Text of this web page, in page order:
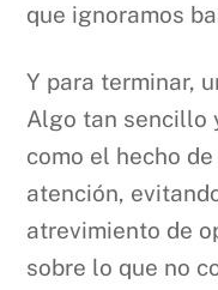
que ignoramos
Y para terminar,
Algo tan sencillo
como el hecho
atención,
atrevimiento de
sobre lo que no